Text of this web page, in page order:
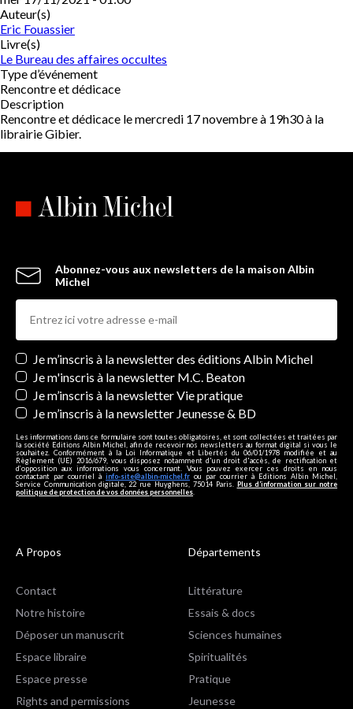
Auteur(s)
Eric Fouassier
Livre(s)
Le Bureau des affaires occultes
Type d’événement
Rencontre et dédicace
Description
Rencontre et dédicace le mercredi 17 novembre à 19h30 à la
librairie Gibier.
Abonnez-vous aux newsletters de la maison Albin
Michel
Newsletters
Je m’inscris à la newsletter des éditions Albin Michel
Je m'inscris à la newsletter M.C. Beaton
Je m’inscris à la newsletter Vie pratique
Je m’inscris à la newsletter Jeunesse & BD
Les informations dans ce formulaire sont toutes obligatoires, et sont collectées et traitées par
la société Editions Albin Michel, afin de recevoir nos newsletters au format digital si vous le
souhaitez. Conformément à la Loi Informatique et Libertés du 06/01/1978 modifiée et au
Règlement (UE) 2016/679, vous disposez notamment d'un droit d'accès, de rectification et
d’opposition aux informations vous concernant. Vous pouvez exercer ces droits en nous
contactant par courriel à info-site@albin-michel.fr ou par courrier à Editions Albin Michel,
Service Communication digitale, 22 rue Huyghens, 75014 Paris. Plus d’information sur notre
politique de protection de vos données personnelles
A Propos
Contact
Notre histoire
Déposer un manuscrit
Espace libraire
Espace presse
Rights and permissions
Départements
Littérature
Essais & docs
Sciences humaines
Spiritualités
Pratique
Jeunesse